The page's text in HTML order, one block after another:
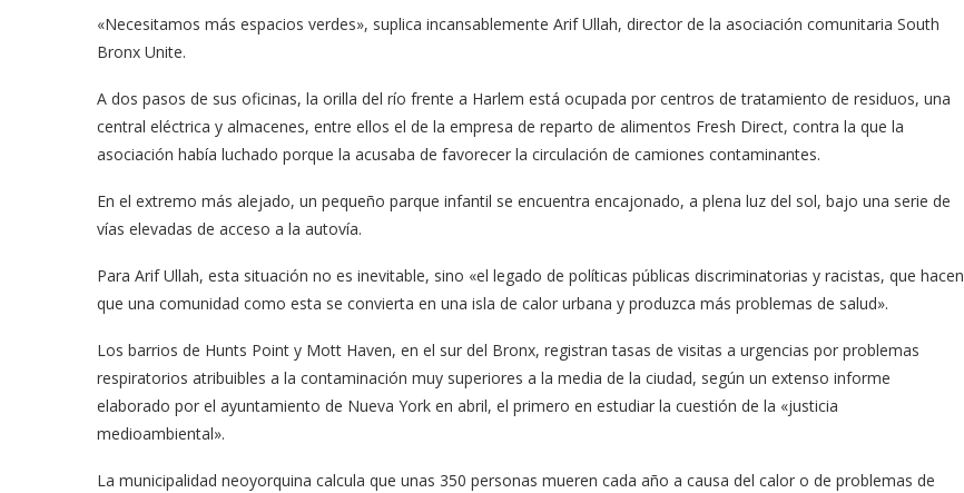
«Necesitamos más espacios verdes», suplica incansablemente Arif Ullah, director de la asociación comunitaria South
Bronx Unite.
A dos pasos de sus oficinas, la orilla del río frente a Harlem está ocupada por centros de tratamiento de residuos, una
central eléctrica y almacenes, entre ellos el de la empresa de reparto de alimentos Fresh Direct, contra la que la
asociación había luchado porque la acusaba de favorecer la circulación de camiones contaminantes.
En el extremo más alejado, un pequeño parque infantil se encuentra encajonado, a plena luz del sol, bajo una serie de
vías elevadas de acceso a la autovía.
Para Arif Ullah, esta situación no es inevitable, sino «el legado de políticas públicas discriminatorias y racistas, que hacen
que una comunidad como esta se convierta en una isla de calor urbana y produzca más problemas de salud».
Los barrios de Hunts Point y Mott Haven, en el sur del Bronx, registran tasas de visitas a urgencias por problemas
respiratorios atribuibles a la contaminación muy superiores a la media de la ciudad, según un extenso informe
elaborado por el ayuntamiento de Nueva York en abril, el primero en estudiar la cuestión de la «justicia
medioambiental».
La municipalidad neoyorquina calcula que unas 350 personas mueren cada año a causa del calor o de problemas de